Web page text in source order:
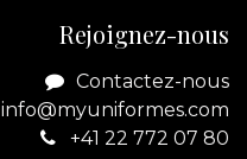
Rejoignez-nous
Contactez-nous
info@myuniformes.com
+41 22 772 07 80